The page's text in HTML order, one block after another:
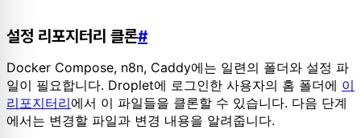
설정 리포지터리 클론#
Docker Compose, n8n, Caddy에는 일련의 폴더와 설정 파
일이 필요합니다. Droplet에 로그인한 사용자의 홈 폴더에 이
리포지터리에서 이 파일들을 클론할 수 있습니다. 다음 단계
에서는 변경할 파일과 변경 내용을 알려줍니다.